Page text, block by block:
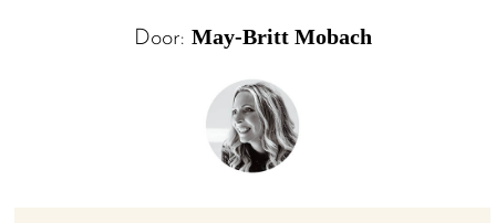
Door: May-Britt Mobach